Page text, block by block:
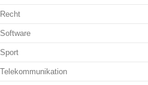
Recht
Software
Sport
Telekommunikation